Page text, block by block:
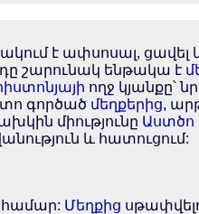
է ափսոսալ,
շարունակ ենթակա է
ողջ կյանքը՝
գործած մեղքերից,
միությունը Աստծո
և հատուցում:
համար: Մեղքից